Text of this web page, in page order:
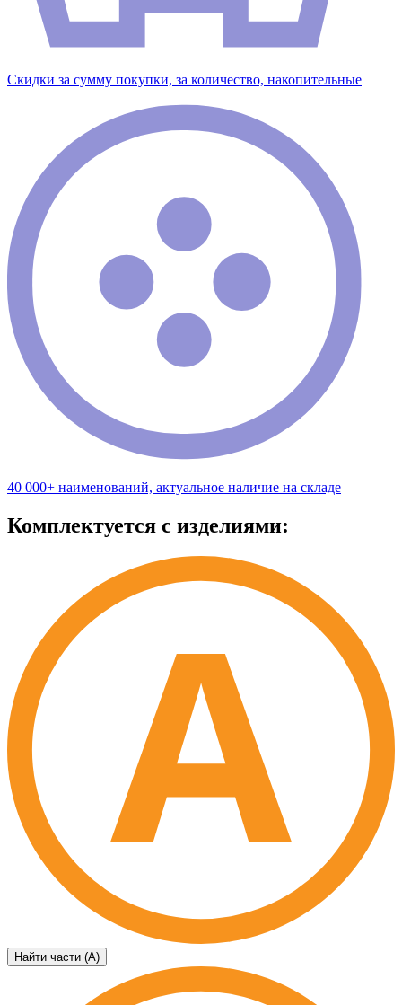
Скидки за сумму покупки, за количество, накопительные
40 000+ наименований, актуальное наличие на складе
Комплектуется с изделиями:
Найти части (А)